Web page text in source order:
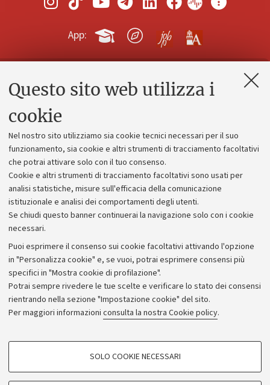
Questo sito web utilizza i
cookie
Nel nostro sito utilizziamo sia cookie tecnici necessari per il suo
funzionamento, sia cookie e altri strumenti di tracciamento facoltativi
che potrai attivare solo con il tuo consenso.
Cookie e altri strumenti di tracciamento facoltativi sono usati per
analisi statistiche, misure sull'efficacia della comunicazione
istituzionale e analisi dei comportamenti degli utenti.
Se chiudi questo banner continuerai la navigazione solo con i cookie
necessari.
Puoi esprimere il consenso sui cookie facoltativi attivando l'opzione
in "Personalizza cookie" e, se vuoi, potrai esprimere consensi più
specifici in "Mostra cookie di profilazione".
Potrai sempre rivedere le tue scelte e verificare lo stato dei consensi
rientrando nella sezione "Impostazione cookie" del sito.
Per maggiori informazioni consulta la nostra Cookie policy.
COOKIE DI PROFILAZIONE - FACOLTATIVI
SOLO COOKIE NECESSARI
App:
Contatti e PEC
Alumni community
Piano strategico
Bilanci
Donazioni e 5x1000
Bandi, gare e concorsi
Albo online
Amministrazione trasparente
Atti di notifica
Informazioni sul sito e accessibilità
Dichiarazione di accessibilità
Privacy e note legali